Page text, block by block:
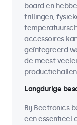
board en
trillingen,
accessoires
geïntegreerd
de meest
Langdurige
Bij Beetronics
een essentieel